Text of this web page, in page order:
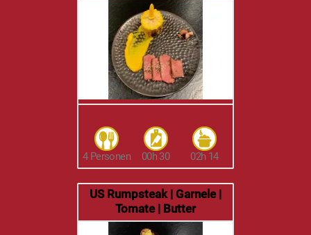
4 Personen 00h 30 02h 14
US Rumpsteak | Garnele |
Tomate | Butter